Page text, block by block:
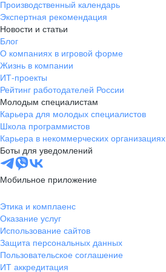
Производственный календарь
Экспертная рекомендация
Новости и статьи
Блог
О компаниях в игровой форме
Жизнь в компании
ИТ-проекты
Рейтинг работодателей России
Молодым специалистам
Карьера для молодых специалистов
Школа программистов
Карьера в некоммерческих организациях
Боты для уведомлений
Мобильное приложение
Этика и комплаенс
Оказание услуг
Использование сайтов
Защита персональных данных
Пользовательское соглашение
ИТ аккредитация